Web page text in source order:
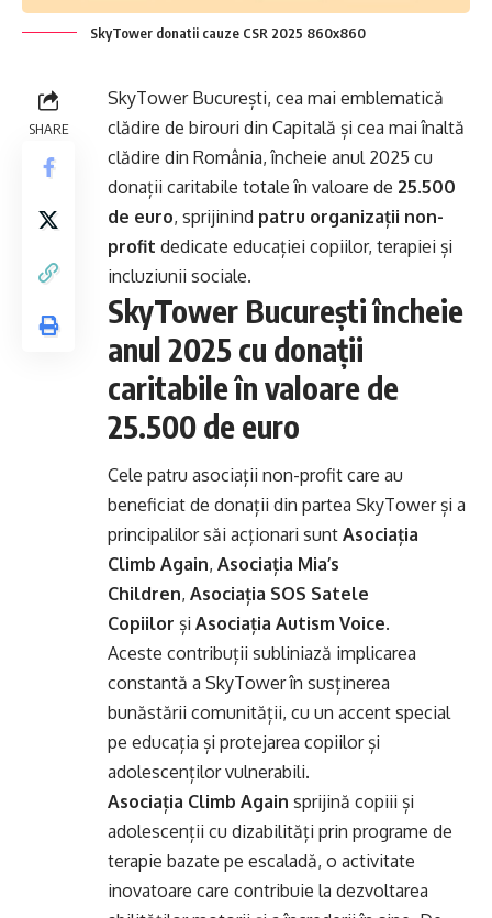
SkyTower donatii cauze CSR 2025 860x860
SHARE
SkyTower București, cea mai emblematică
clădire de birouri din Capitală și cea mai înaltă
clădire din România, încheie anul 2025 cu
donații caritabile totale în valoare de 25.500
de euro, sprijinind patru organizații non-
profit dedicate educației copiilor, terapiei și
incluziunii sociale.
SkyTower București încheie
anul 2025 cu donații
caritabile în valoare de
25.500 de euro
Cele patru asociații non-profit care au
beneficiat de donații din partea SkyTower și a
principalilor săi acționari sunt Asociația
Climb Again, Asociația Mia’s
Children, Asociația SOS Satele
Copiilor și Asociația Autism Voice.
Aceste contribuții subliniază implicarea
constantă a SkyTower în susținerea
bunăstării comunității, cu un accent special
pe educația și protejarea copiilor și
adolescenților vulnerabili.
Asociația Climb Again sprijină copiii și
adolescenții cu dizabilități prin programe de
terapie bazate pe escaladă, o activitate
inovatoare care contribuie la dezvoltarea